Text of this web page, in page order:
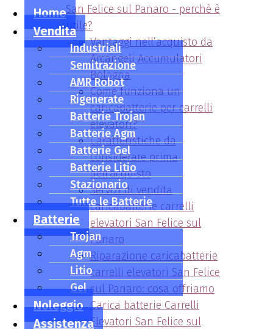
Home
Vendita
Industriali
Semitrazione
AMR Robot
Rigenerate
Batterie Trojan
Batterie Agm
Batterie Gel
Batterie Litio
Stazionario
Tutte le Batterie
Batterie
Trojan
Agm
Litio
Gel
Noleggio
Assistenza
San Felice sul Panaro - perchè è
utile?
Vantaggi nell’acquisto da
Arcangeli Accumulatori
Bologna
Come funziona un
caricabatterie per carrelli
elevatori?
Caratteristiche da
considerare prima
dell'acquisto
Servizi di vendita
caricabatterie carrelli
elevatori San Felice sul
Panaro
Riparazione caricabatterie
carrelli elevatori San Felice
sul Panaro: cosa offriamo
Carica batterie Carrelli
Elevatori San Felice sul